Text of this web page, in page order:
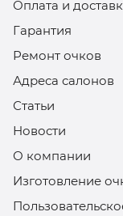
Оплата и
Гарантия
Ремонт очков
Адреса салонов
Статьи
Новости
О компании
Изготовление